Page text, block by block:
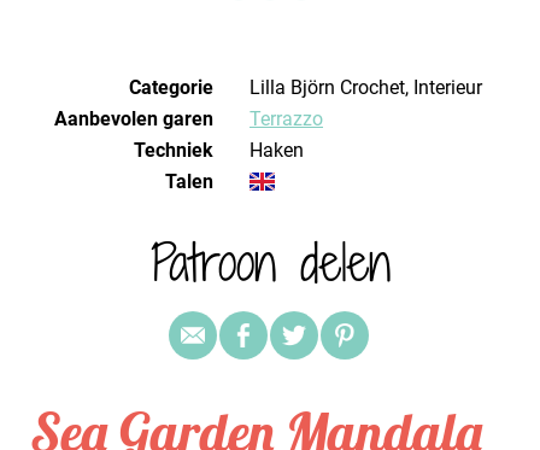
Categorie
Lilla Björn Crochet, Interieur
Aanbevolen garen
Terrazzo
Techniek
haken
Talen
Patroon delen
Sea Garden Mandala